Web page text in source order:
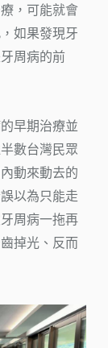
，可能就會
如果發現牙
周病的前
早期治療並
數台灣民眾
動來動去的
以為只能走
周病一拖再
掉光、反而